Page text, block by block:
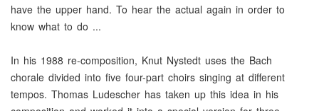
have the upper hand. To hear the actual again in order to
know what to do ...
In his 1988 re-composition, Knut Nystedt uses the Bach
chorale divided into five four-part choirs singing at different
tempos. Thomas Ludescher has taken up this idea in his